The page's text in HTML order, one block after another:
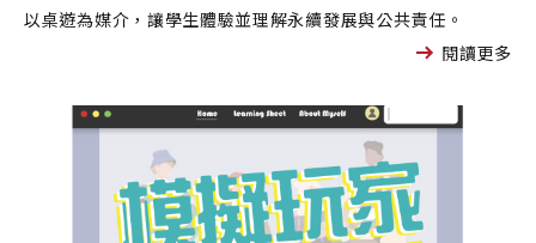
以桌遊為媒介，讓學生體驗並理解永續發展與公共責任。
閱讀更多